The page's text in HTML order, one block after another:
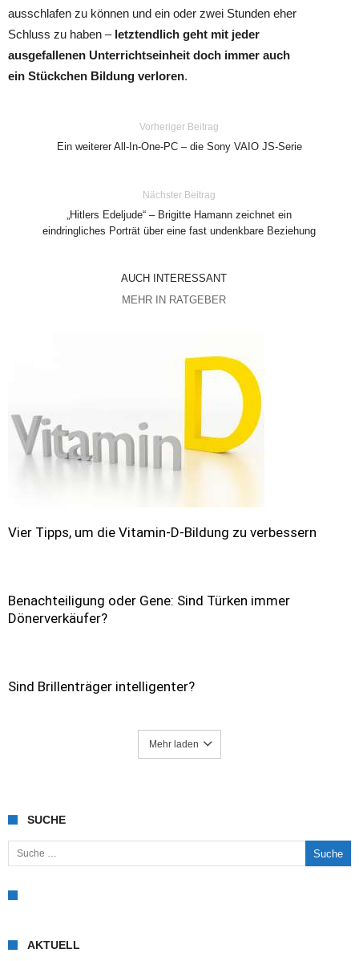
ausschlafen zu können und ein oder zwei Stunden eher
Schluss zu haben – letztendlich geht mit jeder
ausgefallenen Unterrichtseinheit doch immer auch
ein Stückchen Bildung verloren.
Vorheriger Beitrag
Ein weiterer All-In-One-PC – die Sony VAIO JS-Serie
Nächster Beitrag
„Hitlers Edeljude“ – Brigitte Hamann zeichnet ein
eindringliches Porträt über eine fast undenkbare Beziehung
AUCH INTERESSANT
MEHR IN RATGEBER
Vier Tipps, um die Vitamin-D-Bildung zu verbessern
Benachteiligung oder Gene: Sind Türken immer
Dönerverkäufer?
Sind Brillenträger intelligenter?
Mehr laden
SUCHE
Suche nach:
AKTUELL